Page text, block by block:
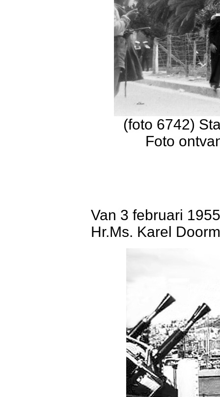
(foto 6742)
Foto
Van 3 februari
Hr.Ms. Karel